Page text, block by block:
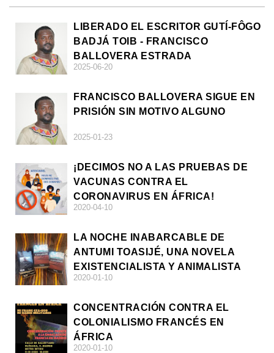
LIBERADO EL ESCRITOR GUTÍ-FÔGO
BADJÁ TOIB - FRANCISCO
BALLOVERA ESTRADA
2025-06-20
FRANCISCO BALLOVERA SIGUE EN
PRISIÓN SIN MOTIVO ALGUNO
2025-01-23
¡DECIMOS NO A LAS PRUEBAS DE
VACUNAS CONTRA EL
CORONAVIRUS EN ÁFRICA!
2020-04-10
LA NOCHE INABARCABLE DE
ANTUMI TOASIJÉ, UNA NOVELA
EXISTENCIALISTA Y ANIMALISTA
2020-01-10
CONCENTRACIÓN CONTRA EL
COLONIALISMO FRANCÉS EN
ÁFRICA
2020-01-10